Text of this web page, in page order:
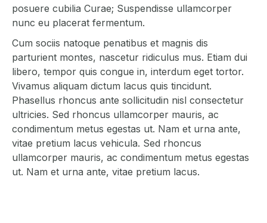
posuere cubilia Curae; Suspendisse ullamcorper
nunc eu placerat fermentum.
Cum sociis natoque penatibus et magnis dis
parturient montes, nascetur ridiculus mus. Etiam dui
libero, tempor quis congue in, interdum eget tortor.
Vivamus aliquam dictum lacus quis tincidunt.
Phasellus rhoncus ante sollicitudin nisl consectetur
ultricies. Sed rhoncus ullamcorper mauris, ac
condimentum metus egestas ut. Nam et urna ante,
vitae pretium lacus vehicula. Sed rhoncus
ullamcorper mauris, ac condimentum metus egestas
ut. Nam et urna ante, vitae pretium lacus.